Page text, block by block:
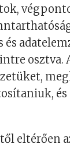
osztva.
eltérően